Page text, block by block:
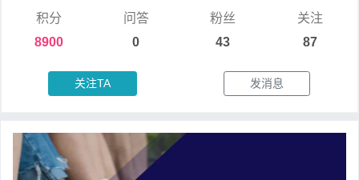
积分
8900
问答
0
粉丝
43
关注
87
关注TA 发消息